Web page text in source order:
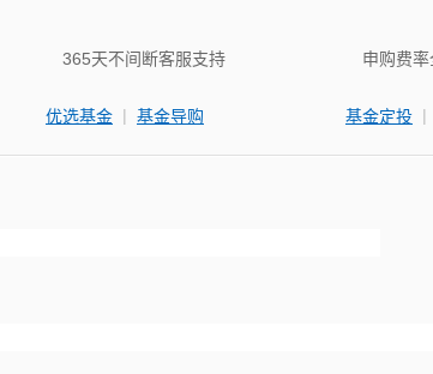
365天不间断客服支持
优选基金 | 基金导购
申购费
基金定投 |